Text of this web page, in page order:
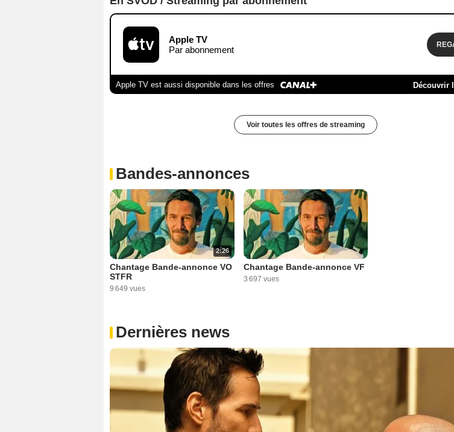
Apple TV
Par abonnement
Apple TV est aussi disponible dans les offres Découvrir
Voir toutes les offres de streaming
Bandes-annonces
2:26
Chantage Bande-annonce VO
STFR
9 649 vues
Chantage Bande-annonce VF
3 697 vues
Dernières news